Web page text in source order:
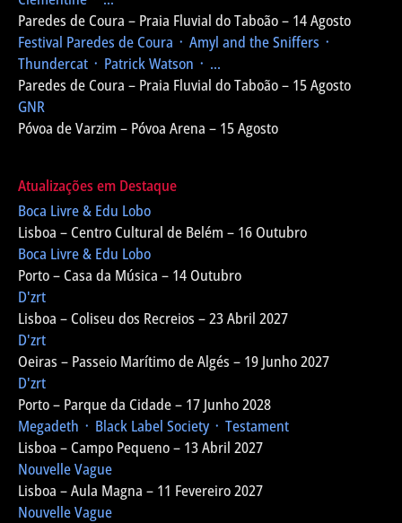
Paredes de Coura – Praia Fluvial do Taboão – 14 Agosto
Festival Paredes de Coura ᛫ Amyl and the Sniffers ᛫
Thundercat ᛫ Patrick Watson ᛫ ...
Paredes de Coura – Praia Fluvial do Taboão – 15 Agosto
GNR
Póvoa de Varzim – Póvoa Arena – 15 Agosto
Atualizações em Destaque
Boca Livre & Edu Lobo
Lisboa – Centro Cultural de Belém – 16 Outubro
Boca Livre & Edu Lobo
Porto – Casa da Música – 14 Outubro
D'zrt
Lisboa – Coliseu dos Recreios – 23 Abril 2027
D'zrt
Oeiras – Passeio Marítimo de Algés – 19 Junho 2027
D'zrt
Porto – Parque da Cidade – 17 Junho 2028
Megadeth ᛫ Black Label Society ᛫ Testament
Lisboa – Campo Pequeno – 13 Abril 2027
Nouvelle Vague
Lisboa – Aula Magna – 11 Fevereiro 2027
Nouvelle Vague